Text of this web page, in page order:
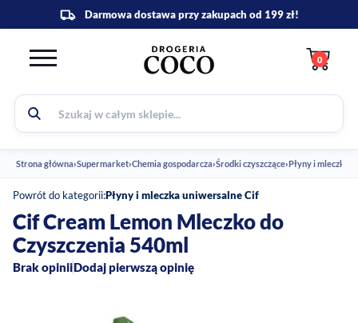
0
Strona główna›Supermarket›Chemia gospodarcza›Środki czyszczące›
Powrót do kategorii:Płyny i mleczka uniwersalne Cif
Cif Cream Lemon Mleczko do
Czyszczenia 540ml
Brak opiniiDodaj pierwszą opinię